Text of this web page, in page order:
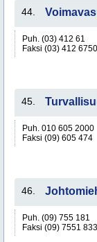
44.
Puh. (03) 412 61
Faksi (03) 412 6750
45.
Puh. 010 605 2000
Faksi (09) 605 474
46.
Puh. (09) 755 181
Faksi (09) 7551